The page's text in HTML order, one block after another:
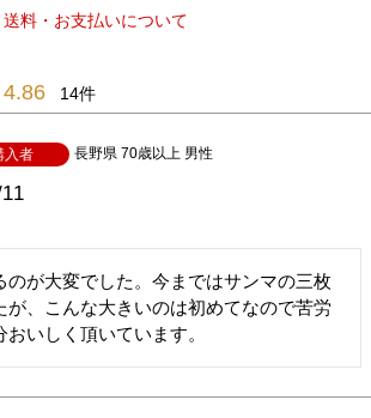
送料・お支払いについて
4.86 14
入者 長野県 70歳以上 男性
のが大変でした。今まではサンマの三枚
が、こんな大きいのは初めてなので苦労